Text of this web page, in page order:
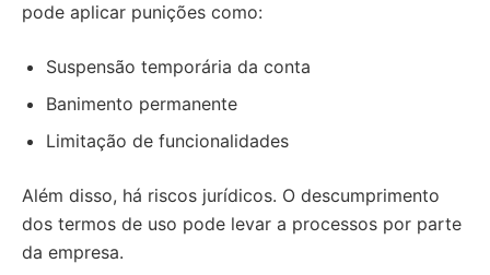
pode aplicar punições como:
Suspensão temporária da conta
Banimento permanente
Limitação de funcionalidades
Além disso, há riscos jurídicos. O descumprimento
dos termos de uso pode levar a processos por parte
da empresa.